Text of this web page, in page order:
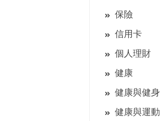
保險
信用卡
個人理財
健康
健康與健身
健康與運動